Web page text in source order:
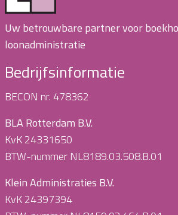
Uw betrouwbare partner voor
loonadministratie
Bedrijfsinformatie
BECON nr. 478362
BLA Rotterdam B.V.
KvK 24331650
BTW-nummer NL8189.03.508.B.01
Klein Administraties B.V.
KvK 24397394